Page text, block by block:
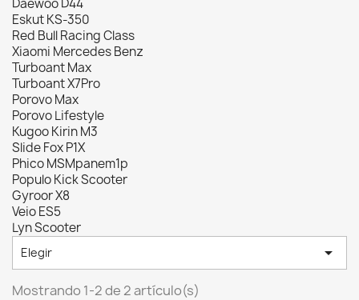
Daewoo D44
Eskut KS-350
Red Bull Racing Class
Xiaomi Mercedes Benz
Turboant Max
Turboant X7Pro
Porovo Max
Porovo Lifestyle
Kugoo Kirin M3
Slide Fox P1X
Phico MSMpanem1p
Populo Kick Scooter
Gyroor X8
Veio ES5
Lyn Scooter
Elegir 
Mostrando 1-2 de 2 artículo(s)